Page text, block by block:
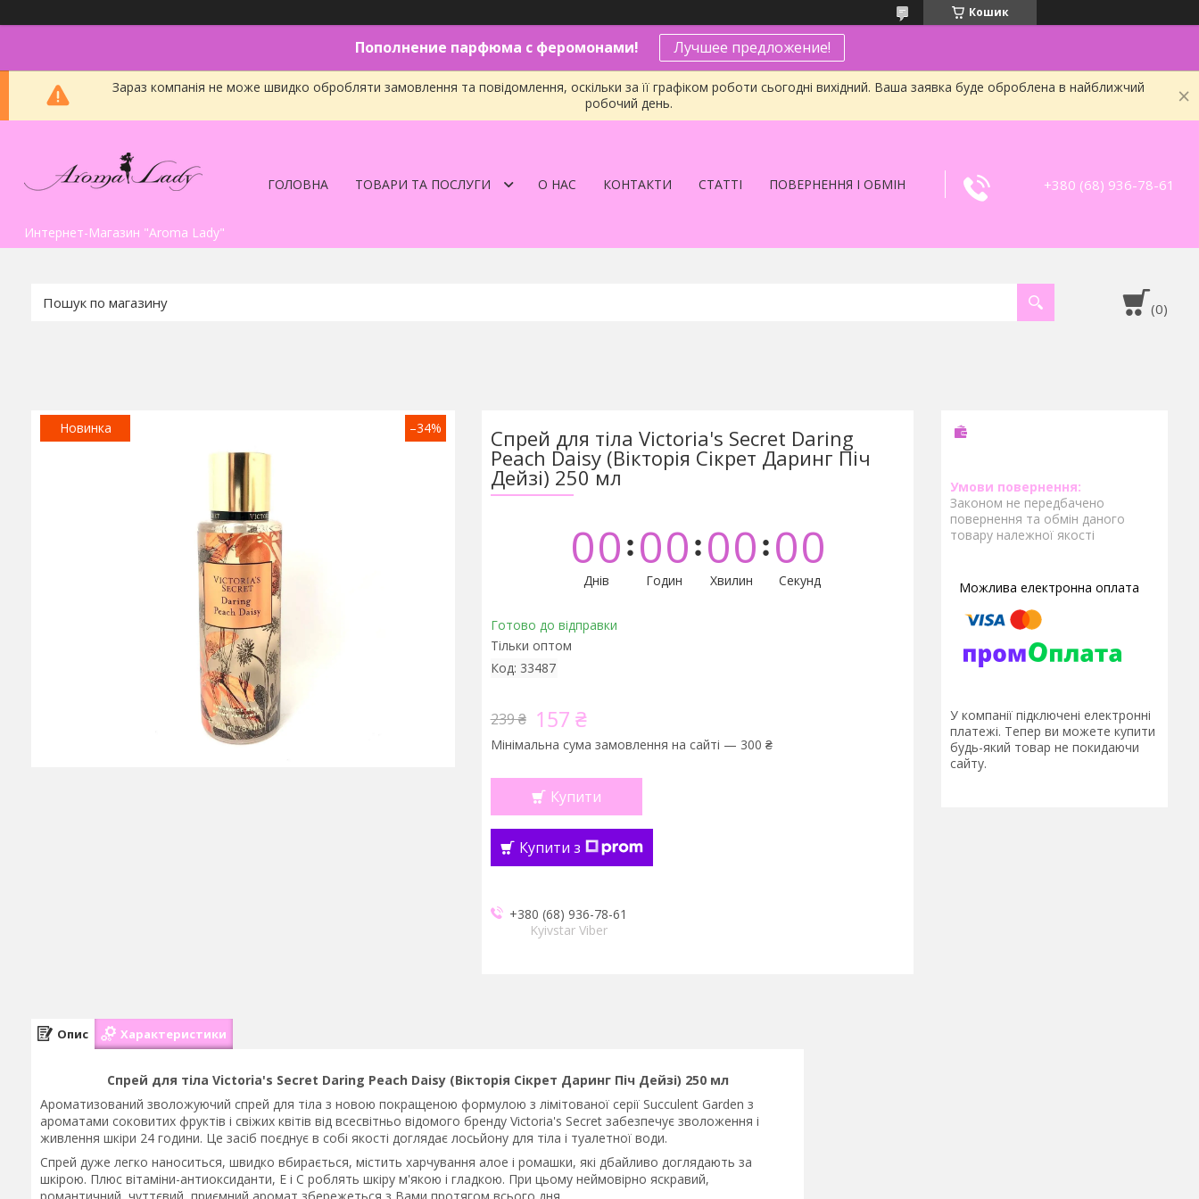
Кошик
Пополнение парфюма с феромонами! Лучшее предложение!
Зараз компанія не може швидко обробляти замовлення та повідомлення, оскільки за її графіком роботи сьогодні вихідний. Ваша заявка буде оброблена в найближчий
робочий день.
Интернет-Магазин "Aroma Lady"
ГОЛОВНА ТОВАРИ ТА ПОСЛУГИ О НАС КОНТАКТИ СТАТТІ ПОВЕРНЕННЯ І ОБМІН +380 (68) 936-78-61
Новинка –34% Спрей для тіла Victoria's Secret Daring
Peach Daisy (Вікторія Сікрет Даринг Піч
Дейзі) 250 мл
00
Днів
00
Годин
00
Хвилин
00
Секунд
Готово до відправки
Тільки оптом
Код: 33487
239 ₴ 157 ₴
Мінімальна сума замовлення на сайті — 300 ₴
Купити
Купити з
+380 (68) 936-78-61
Kyivstar Viber
Законом не передбачено
повернення та обмін даного
товару належної якості
У компанії підключені електронні
платежі. Тепер ви можете купити
будь-який товар не покидаючи
сайту.
Опис Характеристики
Спрей для тіла Victoria's Secret Daring Peach Daisy (Вікторія Сікрет Даринг Піч Дейзі) 250 мл
Ароматизований зволожуючий спрей для тіла з новою покращеною формулою з лімітованої серії Succulent Garden з
ароматами соковитих фруктів і свіжих квітів від всесвітньо відомого бренду Victoria's Secret забезпечує зволоження і
живлення шкіри 24 години. Це засіб поєднує в собі якості доглядає лосьйону для тіла і туалетної води.
Спрей дуже легко наноситься, швидко вбирається, містить харчування алое і ромашки, які дбайливо доглядають за
шкірою. Плюс вітаміни-антиоксиданти, Е і С роблять шкіру м'якою і гладкою. При цьому неймовірно яскравий,